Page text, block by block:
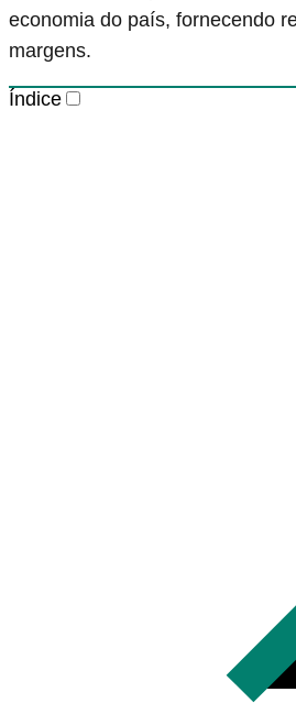
economia do país, fornecendo
margens.
Índice